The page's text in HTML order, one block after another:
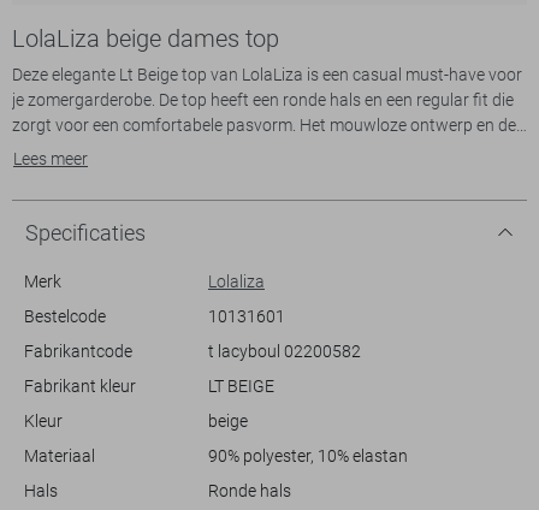
LolaLiza beige dames top
Deze elegante Lt Beige top van LolaLiza is een casual must-have voor
je zomergarderobe. De top heeft een ronde hals en een regular fit die
zorgt voor een comfortabele pasvorm. Het mouwloze ontwerp en de
zachte stof van 90% polyester en 10% elastan maken het ideaal voor
dat de top extra bijzonder maakt.
Met deze LolaLiza top kun je alle kanten op. Combineer hem met een
luchtige rok voor een chique uitstraling tijdens een zomers diner, of
De top is makkelijk te sluiten met een knoop aan de achterkant, wat
een extra touch toevoegt aan het ontwerp. De lichte kleur is perfect te
matchen, waardoor hij een veelzijdige keuze is voor verschillende
Lees meer
Specificaties
Merk
Lolaliza
Bestelcode
10131601
Fabrikantcode
t lacyboul 02200582
Fabrikant kleur
LT BEIGE
Kleur
beige
Materiaal
90% polyester, 10% elastan
Hals
Ronde hals